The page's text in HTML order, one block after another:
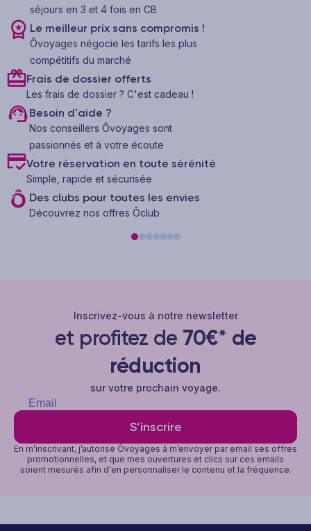
séjours en 3 et 4 fois en CB
Le meilleur prix sans compromis !
Ôvoyages négocie les tarifs les plus
compétitifs du marché
Frais de dossier offerts
Les frais de dossier ? C'est cadeau !
Besoin d'aide ?
Nos conseillers Ôvoyages sont
passionnés et à votre écoute
Votre réservation en toute sérénité
Simple, rapide et sécurisée
Des clubs pour toutes les envies
Découvrez nos offres Ôclub
Inscrivez-vous à notre newsletter
et profitez de 70€* de
réduction
sur votre prochain voyage.
S’inscrire
En m’inscrivant, j’autorise Ôvoyages à m’envoyer par email ses offres
promotionnelles, et que mes ouvertures et clics sur ces emails
soient mesurés afin d'en personnaliser le contenu et la fréquence.